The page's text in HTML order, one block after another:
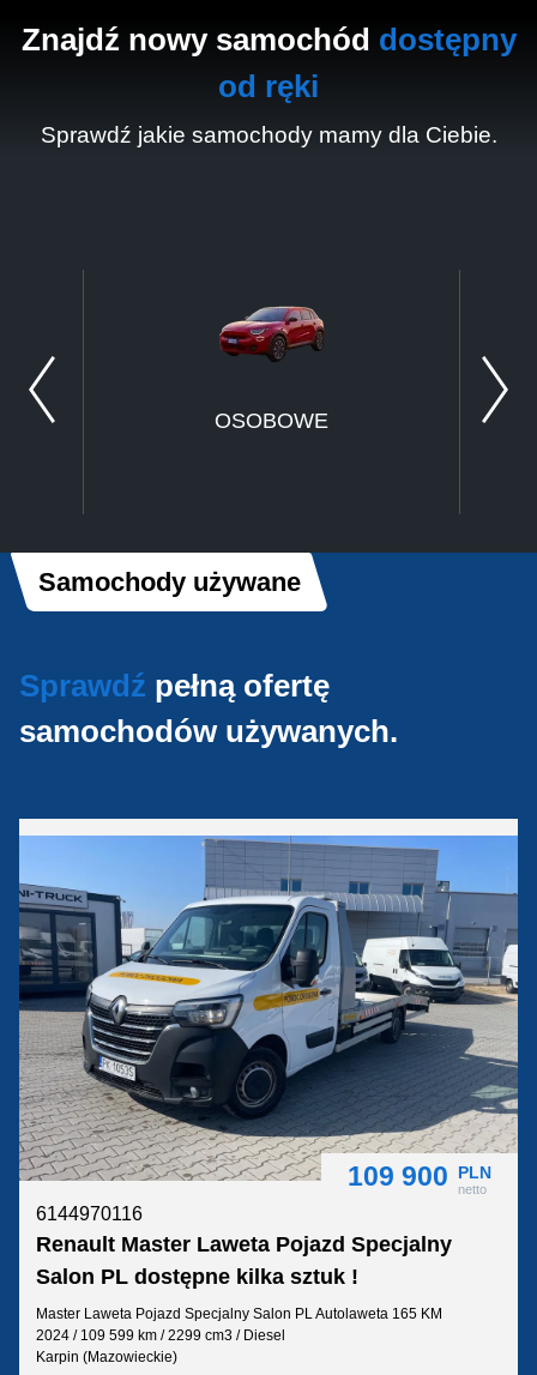
Znajdź nowy samochód dostępny
od ręki
Sprawdź jakie samochody mamy dla Ciebie.
OSOBOWE
Samochody używane
Sprawdź pełną ofertę
samochodów używanych.
109 900 PLN
netto
6144970116
Renault Master Laweta Pojazd Specjalny
Salon PL dostępne kilka sztuk !
Master Laweta Pojazd Specjalny Salon PL Autolaweta 165 KM
2024 / 109 599 km / 2299 cm3 / Diesel
Karpin (Mazowieckie)